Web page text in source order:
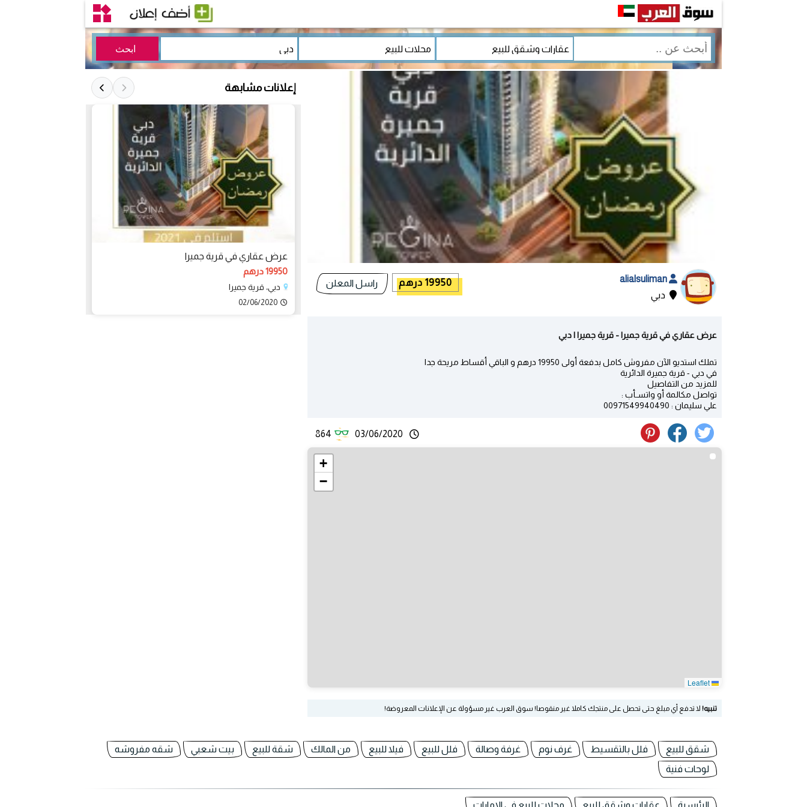
دبي
19950 درهم راسل المعلن
عرض عقاري في قرية جميرا - قرية جميرا | دبي
تملك استديو الآن مفروش كامل بدفعة أولى 19950 درهم و الباقي أقساط مريحة جدا
في دبي - قرية جميرة الدائرية
للمزيد من التفاصيل
تواصل مكالمة أو واتسـأب :
علي سليمان : 00971549940490
03/06/2020
864
+
−
تنبيه! لا تدفع أي مبلغ حتى تحصل على منتجك كاملا غير منقوصا! سوق العرب غير مسؤولة عن الإعلانات المعروضة!
إعلانات مشابهة
عرض عقاري في قرية جميرا
19950 درهم
دبي، قرية جميرا
02/06/2020
شقق للبيع فلل بالتقسيط غرف نوم غرفة وصالة فلل للبيع فيلا للبيع من المالك شقة للبيع بيت شعبي
شقه مفروشه
لوحات فنية